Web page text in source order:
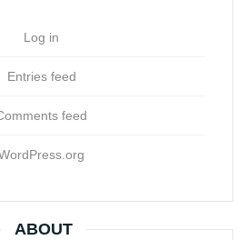
Log in
Entries feed
feed
ABOUT